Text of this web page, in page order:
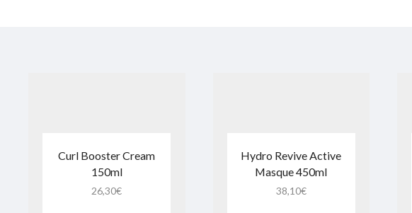
Curl Booster Cream
150ml
26,30€
Hydro Revive Active
Masque 450ml
38,10€